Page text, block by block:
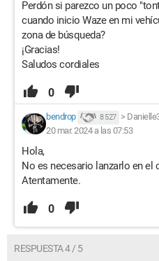
Perdón si parezco un poco
cuando inicio Waze en mi
zona de búsqueda?
¡Gracias!
Saludos cordiales
0
bendrop 8 527 >
20 mar. 2024 a las 07:53
Hola,
No es necesario lanzarlo en el
Atentamente.
0
RESPUESTA 4 / 5